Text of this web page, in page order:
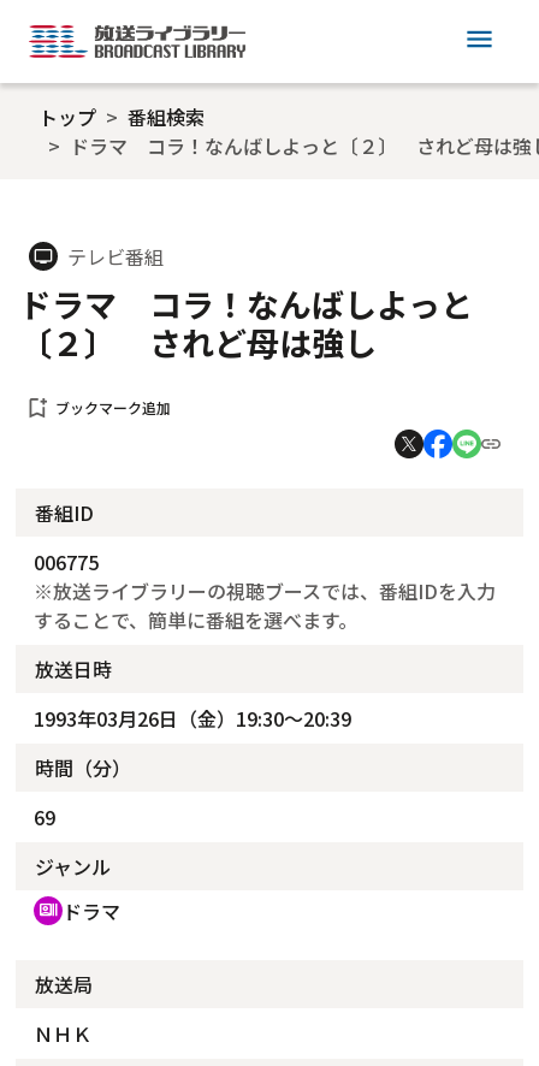
menu
トップ
番組検索
ドラマ コラ！なんばしよっと〔２〕 されど母は強
tv テレビ番組
ドラマ コラ！なんばしよっと
〔２〕 されど母は強し
bookmark_add ブックマーク追加
番組ID
006775
※放送ライブラリーの視聴ブースでは、番組IDを入力
することで、簡単に番組を選べます。
放送日時
1993年03月26日（金）19:30～20:39
時間（分）
69
ジャンル
recent_actors ドラマ
放送局
ＮＨＫ